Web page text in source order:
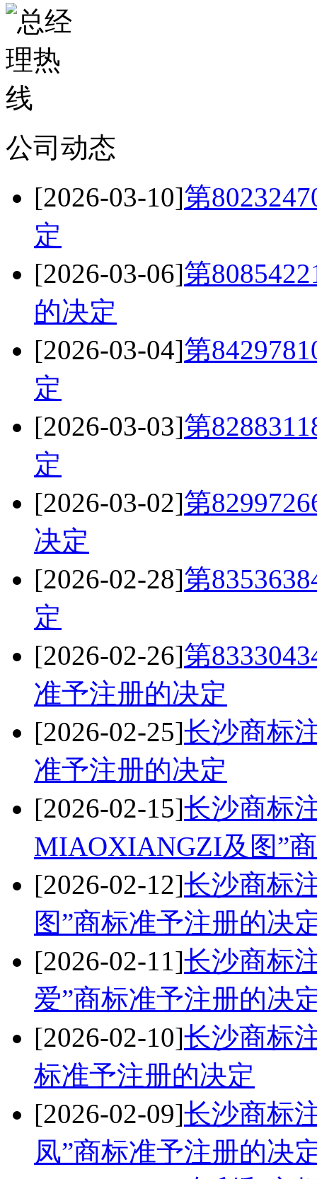
公司动态
[2026-03-10]第
定
[2026-03-06]第
的决定
[2026-03-04]第
定
[2026-03-03]第
定
[2026-03-02]第
决定
[2026-02-28]第
定
[2026-02-26]第
准予注册的决定
[2026-02-25]长沙商标
准予注册的决定
[2026-02-15]长沙商标
MIAOXIANGZI及图”
[2026-02-12]长沙商标
图”商标准予注册的决
[2026-02-11]长沙商标
爱”商标准予注册的决
[2026-02-10]长沙商标
标准予注册的决定
[2026-02-09]长沙商标
凤”商标准予注册的决